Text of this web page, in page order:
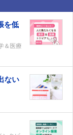
を低
＆医療
ない